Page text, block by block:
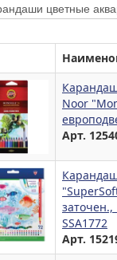
Noor
Арт.
заточен.,
SSA1772
Арт.